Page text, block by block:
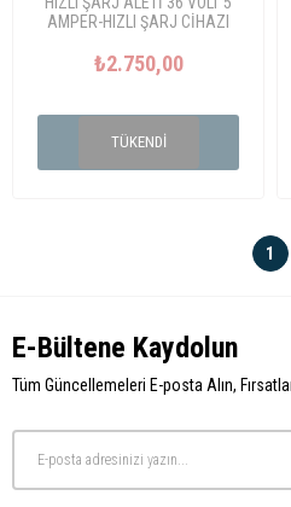
TÜKENDI
AMPER-HIZLI ŞARJ CİHAZI
₺2.750,00
1
E-Bültene Kaydolun
Tüm Güncellemeleri E-posta Alın,